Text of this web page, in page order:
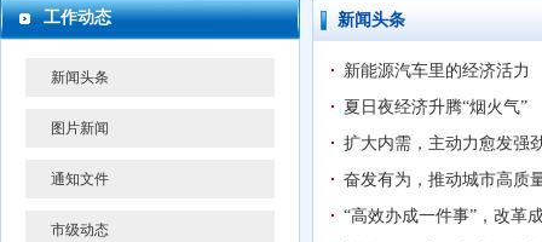
工作动态
新闻头条
图片新闻
通知文件
市级动态
新闻头条
新能源汽车里的经济活力
夏日夜经济升腾“烟火气”
扩大内需，主动力愈发强
奋发有为，推动城市高
“高效办成一件事”，改革